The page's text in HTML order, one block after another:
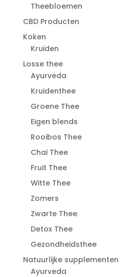
Theebloemen
CBD Producten
Koken
Kruiden
Losse thee
Ayurveda
Kruidenthee
Groene Thee
Eigen blends
Rooibos Thee
Chai Thee
Fruit Thee
Witte Thee
Zomers
Zwarte Thee
Detox Thee
Gezondheidsthee
Natuurlijke supplementen
Ayurveda